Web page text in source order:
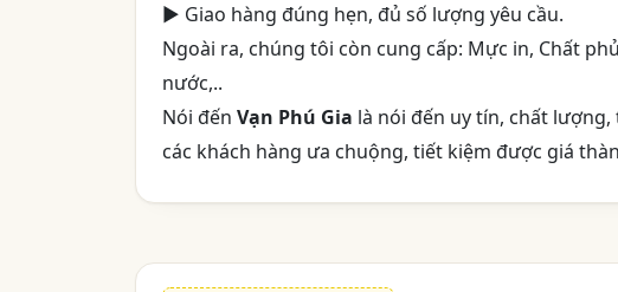
► Giao hàng đúng hẹn, đủ số lượng yêu cầu.
Ngoài ra, chúng tôi còn cung cấp: Mực in, Chất
nước,..
Nói đến Vạn Phú Gia là nói đến uy tín, chất
các khách hàng ưa chuộng, tiết kiệm được giá